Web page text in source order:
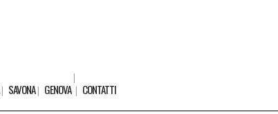
SAVONA GENOVA CONTATTI